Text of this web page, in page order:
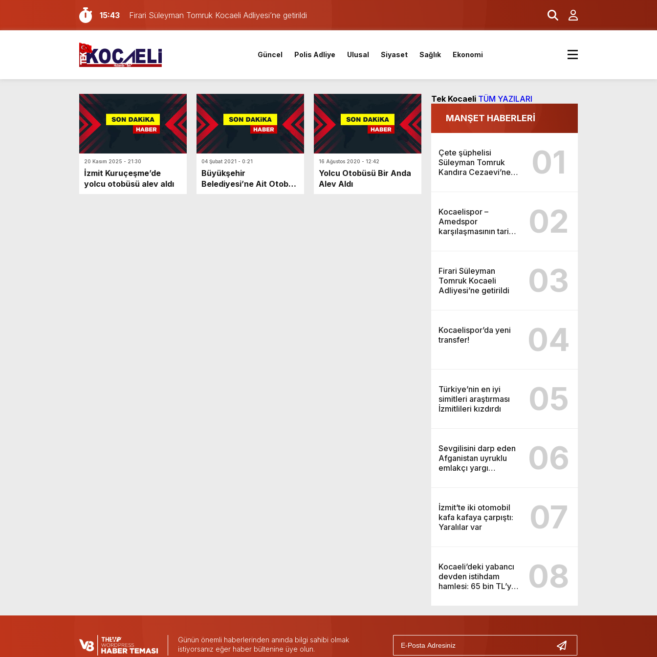
15:43
Firari Süleyman Tomruk Kocaeli Adliyesi’ne getirildi
14:40
Kocaelispor’da yeni transfer!
14:13
Türkiye’nin en iyi simitleri araştırması İzmitlileri kızdırdı
13:49
Sevgilisini darp eden Afganistan uyruklu emlakçı yargı kararıyla serbest kaldı
12:57
İzmit’te iki otomobil kafa kafaya çarpıştı: Yaralılar var
11:37
Kocaeli’deki yabancı devden istihdam hamlesi: 65 bin TL’ye varan maaşla personel aranıyor
11:00
Deprem meydana geldi!
10:55
İzmit Belediyesi soruşturması derinleşiyor: Bir tutuklama daha!
16:32
Çete şüphelisi Süleyman Tomruk Kandıra Cezaevi’ne gönderildi
Güncel Polis Adliye Ulusal Siyaset Sağlık Ekonomi
20 Kasım 2025 - 21:30
İzmit Kuruçeşme’de
yolcu otobüsü alev aldı
04 Şubat 2021 - 0:21
Büyükşehir
Belediyesi’ne Ait Otobüs
16 Ağustos 2020 - 12:42
Yolcu Otobüsü Bir Anda
Alev Aldı
Tek Kocaeli TÜM YAZILARI
MANŞET HABERLERİ
Çete şüphelisi
Süleyman Tomruk
Kandıra Cezaevi’ne
01
Kocaelispor –
Amedspor
karşılaşmasının tarihi
02
Firari Süleyman
Tomruk Kocaeli
Adliyesi’ne getirildi
03
Kocaelispor’da yeni
transfer!
04
Türkiye’nin en iyi
simitleri araştırması
İzmitlileri kızdırdı
05
Sevgilisini darp eden
Afganistan uyruklu
emlakçı yargı
06
İzmit’te iki otomobil
kafa kafaya çarpıştı:
Yaralılar var
07
Kocaeli’deki yabancı
devden istihdam
hamlesi: 65 bin TL’ye
08
Günün önemli haberlerinden anında bilgi sahibi olmak
istiyorsanız eğer haber bültenine üye olun.